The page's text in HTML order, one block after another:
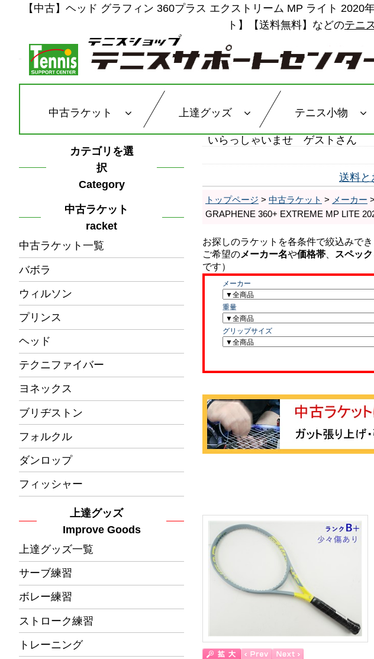
【中古】ヘッド グラフィン 360プラス エクストリーム MP ライト
ト】【送料無料】などのテニ
中古ラケット 上達グッズ テニス小物
カテゴリを選
択
Category
中古ラケット
racket
中古ラケット一覧
バボラ
ウィルソン
プリンス
ヘッド
テクニファイバー
ヨネックス
ブリヂストン
フォルクル
ダンロップ
フィッシャー
上達グッズ
Improve Goods
上達グッズ一覧
サーブ練習
ボレー練習
ストローク練習
トレーニング
いらっしゃいませ ゲストさん
送料と
トップページ > 中古ラケット > メーカー >
GRAPHENE 360+ EXTREME MP LITE